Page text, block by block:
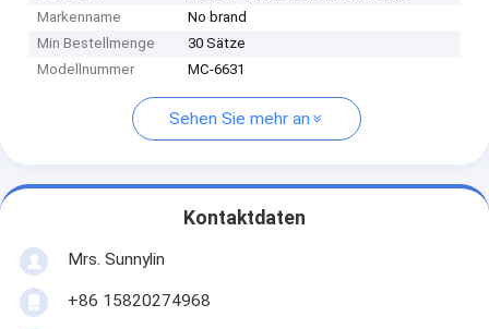
Markenname
No brand
Min Bestellmenge
30 Sätze
Modellnummer
MC-6631
Sehen Sie mehr an
Kontaktdaten
Mrs. Sunnylin
+86 15820274968